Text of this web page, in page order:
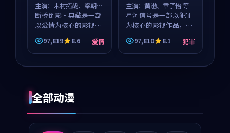
主演： 木村拓哉、梁朝伟
等
断桥倒影·典藏是一部
以爱情为核心的影视作
品，围绕危机、反转与
人物成长展开，整体节
奏紧凑，值得推荐观
97,819 8.6 爱情
主演： 黄渤、章子怡 等
星河信号是一部以犯罪
为核心的影视作品，围
绕危机、反转与人物成
长展开，整体节奏紧
凑，值得推荐观看。
97,810 8.1 犯罪
全部动漫